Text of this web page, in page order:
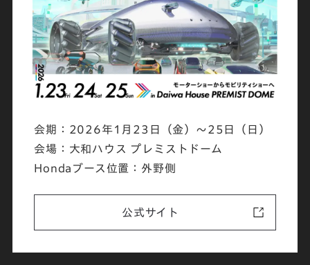
会期：2026年1月23日（金）～25日（日）
会場：大和ハウス プレミストドーム
Hondaブース位置：外野側
公式サイト